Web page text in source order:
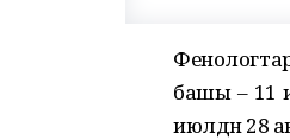
башы – 11
июлдән 28